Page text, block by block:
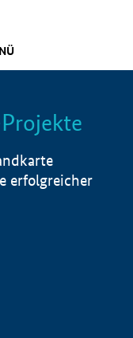
Info
erfolgreicher